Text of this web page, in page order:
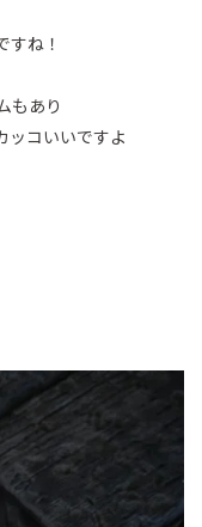
ね！
もあり
ッコいいですよ